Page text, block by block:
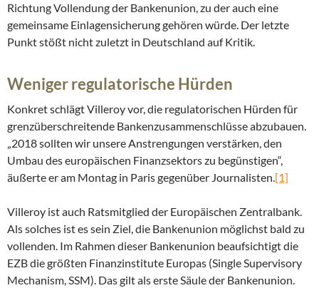
Richtung Vollendung der Bankenunion, zu der auch eine
gemeinsame Einlagensicherung gehören würde. Der letzte
Punkt stößt nicht zuletzt in Deutschland auf Kritik.
Weniger regulatorische Hürden
Konkret schlägt Villeroy vor, die regulatorischen Hürden für
grenzüberschreitende Bankenzusammenschlüsse abzubauen.
„2018 sollten wir unsere Anstrengungen verstärken, den
Umbau des europäischen Finanzsektors zu begünstigen“,
äußerte er am Montag in Paris gegenüber Journalisten.[1]
Villeroy ist auch Ratsmitglied der Europäischen Zentralbank.
Als solches ist es sein Ziel, die Bankenunion möglichst bald zu
vollenden. Im Rahmen dieser Bankenunion beaufsichtigt die
EZB die größten Finanzinstitute Europas (Single Supervisory
Mechanism, SSM). Das gilt als erste Säule der Bankenunion.